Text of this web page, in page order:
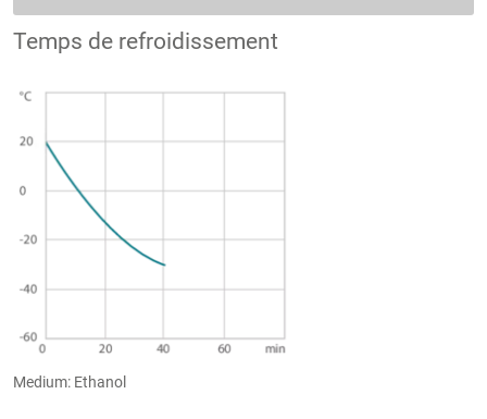
Temps de refroidissement
Medium: Ethanol